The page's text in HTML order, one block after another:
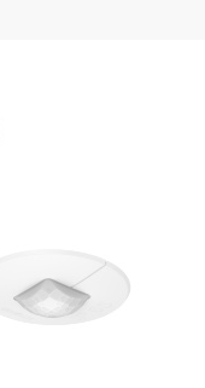
2,50 – 8,00 m